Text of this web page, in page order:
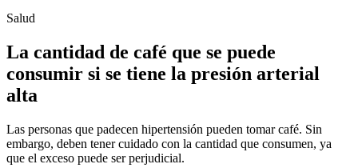
Salud
La cantidad de café que se puede
consumir si se tiene la presión arterial
alta
Las personas que padecen hipertensión pueden tomar café. Sin
embargo, deben tener cuidado con la cantidad que consumen, ya
que el exceso puede ser perjudicial.